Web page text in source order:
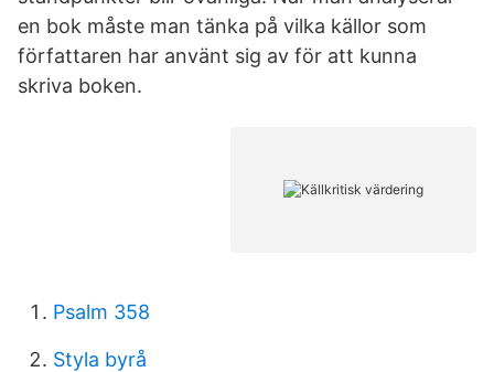
en bok måste man tänka på vilka källor som
författaren har använt sig av för att kunna
skriva boken.
Psalm 358
Styla byrå